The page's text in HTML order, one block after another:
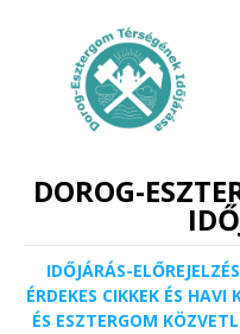
DOROG-
IDŐJÁRÁS-
ÉRDEKES CIKKEK ÉS
ÉS ESZTERGOM